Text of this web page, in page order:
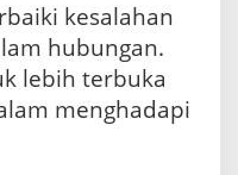
kesalahan
hubungan.
lebih terbuka
menghadapi